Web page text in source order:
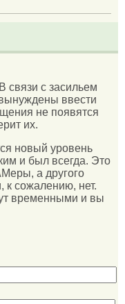
В связи с засильем
ввести
не появятся
их.
новый уровень
и был всегда. Это
а другого
к сожалению, нет.
временными и вы